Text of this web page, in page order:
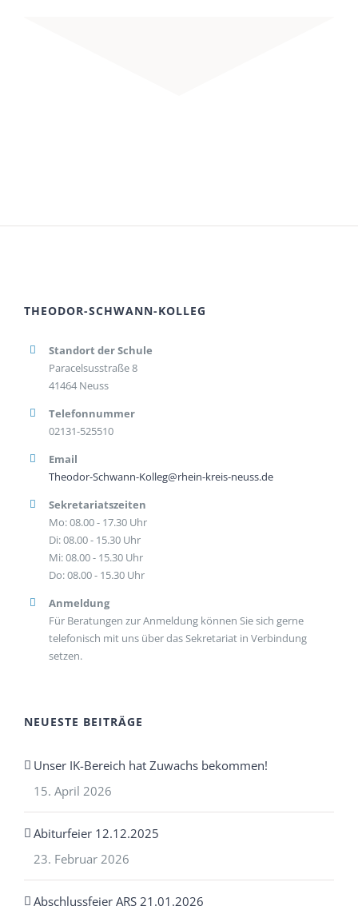
THEODOR-SCHWANN-KOLLEG
Standort der Schule
Paracelsusstraße 8
41464 Neuss
Telefonnummer
02131-525510
Email
Theodor-Schwann-Kolleg@rhein-kreis-neuss.de
Sekretariatszeiten
Mo: 08.00 - 17.30 Uhr
Di: 08.00 - 15.30 Uhr
Mi: 08.00 - 15.30 Uhr
Do: 08.00 - 15.30 Uhr
Anmeldung
Für Beratungen zur Anmeldung können Sie sich gerne
telefonisch mit uns über das Sekretariat in Verbindung
setzen.
NEUESTE BEITRÄGE
Unser IK-Bereich hat Zuwachs bekommen!
15. April 2026
Abiturfeier 12.12.2025
23. Februar 2026
Abschlussfeier ARS 21.01.2026